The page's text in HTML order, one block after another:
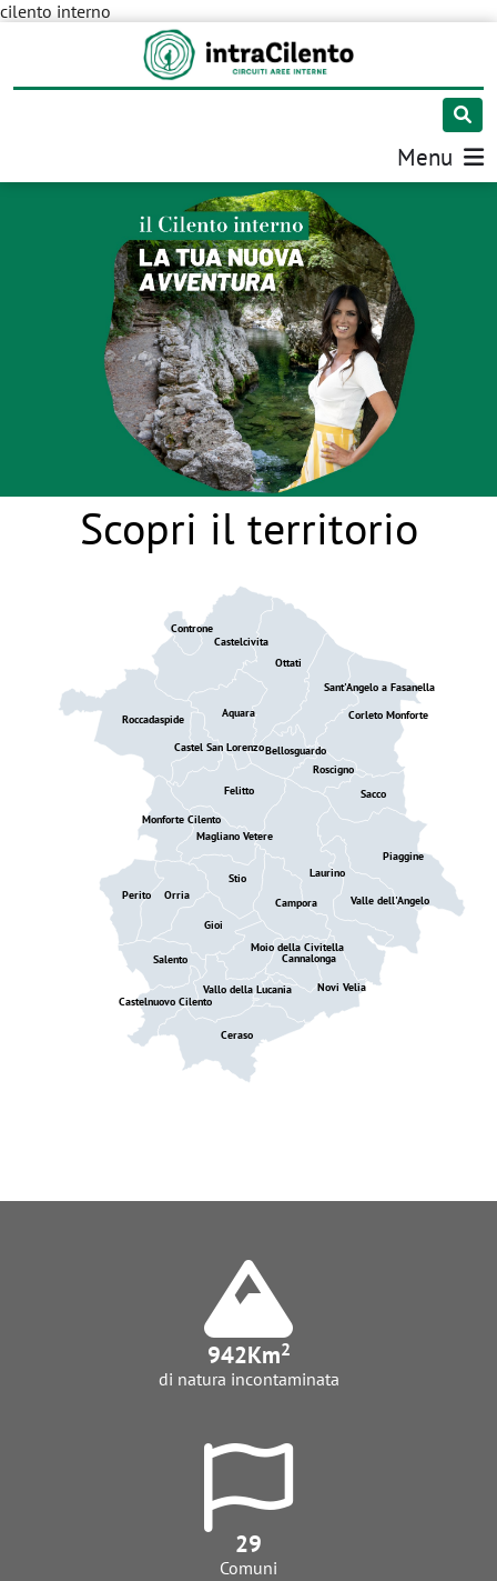
cilento interno
Menu
Scopri il territorio
Sant'Angelo a Fasanella
Castelnuovo Cilento
Monforte Cilento
Moio della Civitella
Vallo della Lucania
Castel San Lorenzo
Corleto Monforte
Valle dell'Angelo
Magliano Vetere
Bellosguardo
Roccadaspide
Cannalonga
Castelcivita
Controne
Novi Velia
Campora
Roscigno
Piaggine
Laurino
Salento
Aquara
Ceraso
Felitto
Perito
Ottati
Sacco
Orria
Stio
Gioi
942Km2
di natura incontaminata
29
Comuni